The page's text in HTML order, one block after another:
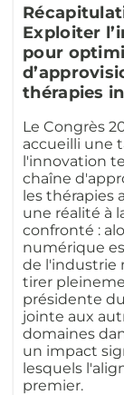
Exploiter
pour
thérapies
Le Congrès
accueilli une
l'innovation
chaîne
les thérapies
une réalité à
confronté :
numérique
de l'industrie
tirer
présidente
jointe aux
domaines
un impact
lesquels
premier.